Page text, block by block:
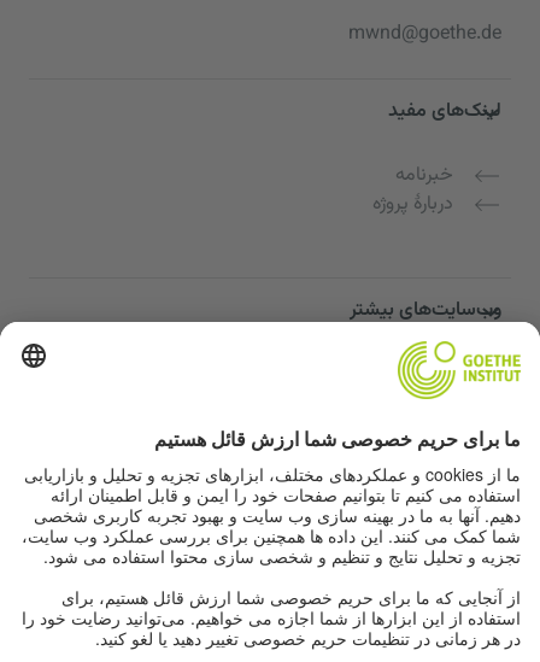
mwnd@goethe.de
لینک‌های مفید
خبرنامه
دربارهٔ پروژه
وب‌سایت‌های بیشتر
Community “Deutsch für dich”
تمرین زبان آلمانی به صورت رایگان
دوره‌های زبان آلمانی مؤسسه گوته
پورتال معلمان "Deutschstunde"
حریم خصوصی و دسترسی‌پذیری
تنظیمات حریم خصوصی